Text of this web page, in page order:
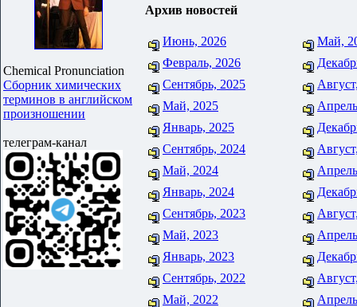
Chemical Pronunciation
Сборник химических
терминов в английском
произношении
телеграм-канал
Архив новостей
Июнь, 2026
Май,
Февраль, 2026
Сентябрь, 2025
Май, 2025
Январь, 2025
Сентябрь, 2024
Май, 2024
Январь, 2024
Сентябрь, 2023
Май, 2023
Январь, 2023
Сентябрь, 2022
Май, 2022